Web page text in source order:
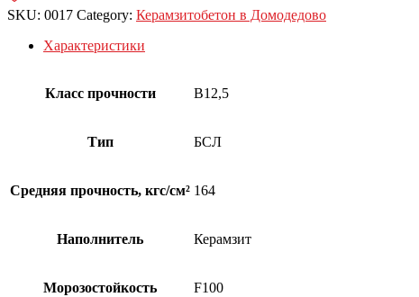
SKU: 0017 Category: Керамзитобетон в Домодедово
Характеристики
Класс прочности B12,5
Тип БСЛ
Средняя прочность, кгс/см² 164
Наполнитель Керамзит
Морозостойкость F100